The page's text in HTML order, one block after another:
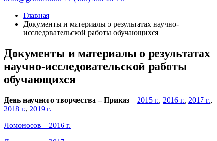
Главная
Документы и материалы о результатах научно-
исследовательской работы обучающихся
Документы и материалы о результатах
научно-исследовательской работы
обучающихся
День научного творчества – Приказ – 2015 г., 2016 г., 2017 г.,
2018 г., 2019 г.
Ломоносов – 2016 г.